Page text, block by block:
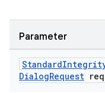
Parameter
Standard
DialogRequest